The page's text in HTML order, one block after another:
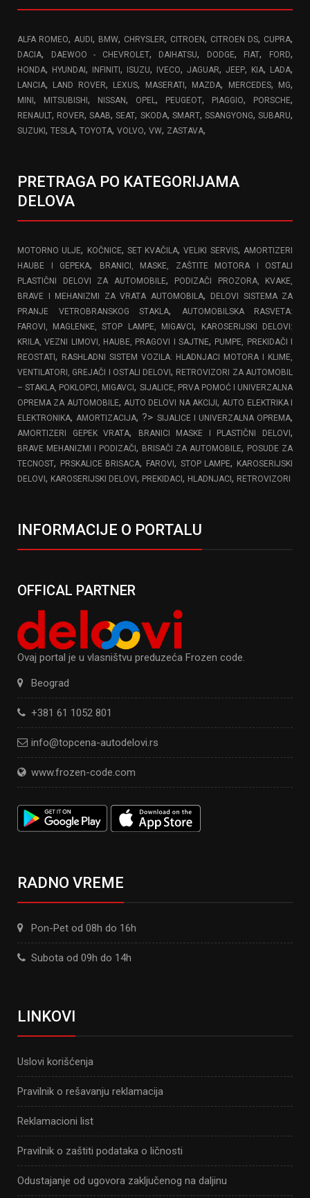
ALFA ROMEO, AUDI , BMW, CHRYSLER, CITROEN, CITROEN DS, CUPRA,
DACIA, DAEWOO - CHEVROLET, DAIHATSU, DODGE, FIAT, FORD,
HONDA, HYUNDAI , INFINITI , ISUZU, IVECO, JAGUAR, JEEP, KIA, LADA,
LANCIA, LAND ROVER, LEXUS, MASERATI , MAZDA, MERCEDES, MG,
MINI , MITSUBISHI , NISSAN, OPEL, PEUGEOT, PIAGGIO, PORSCHE,
RENAULT, ROVER,SAAB,SEAT, SKODA, SMART, SSANGYONG,SUBARU,
SUZUKI , TESLA, TOYOTA, VOLVO, VW, ZASTAVA,
PRETRAGA PO KATEGORIJAMA
DELOVA
MOTORNO ULJE, KOČNICE, SET KVAČILA,VELIKI SERVIS,AMORTIZERI
HAUBE I GEPEKA,
BRANICI, MASKE, ZAŠTITE MOTORA I OSTALI
PLASTIČNI DELOVI ZA AUTOMOBILE,
PODIZAČI PROZORA, KVAKE,
BRAVE I MEHANIZMI ZA VRATA AUTOMOBILA,
DELOVI SISTEMA ZA
PRANJE VETROBRANSKOG STAKLA,
AUTOMOBILSKA RASVETA:
FAROVI, MAGLENKE, STOP LAMPE, MIGAVCI ,
KAROSERIJSKI DELOVI:
KRILA, VEZNI LIMOVI, HAUBE, PRAGOVI I SAJTNE, PUMPE, PREKIDAČI I
REOSTATI ,
RASHLADNI SISTEM VOZILA: HLADNJACI MOTORA I KLIME,
VENTILATORI, GREJAČI I OSTALI DELOVI, RETROVIZORI ZA AUTOMOBIL
– STAKLA, POKLOPCI, MIGAVCI, SIJALICE, PRVA POMOĆ I UNIVERZALNA
OPREMA ZA AUTOMOBILE,AUTO DELOVI NA AKCIJI,AUTO ELEKTRIKA I
ELEKTRONIKA,AMORTIZACIJA, ?> SIJALICE I UNIVERZALNA OPREMA,
AMORTIZERI GEPEK VRATA, BRANICI MASKE I PLASTIČNI DELOVI,
BRAVE MEHANIZMI I PODIZAČI , BRISAČI ZA AUTOMOBILE, POSUDE ZA
TECNOST, PRSKALICE BRISACA, FAROVI, STOP LAMPE,
KAROSERIJSKI
DELOVI , KAROSERIJSKI DELOVI , PREKIDACI , HLADNJACI , RETROVIZORI
INFORMACIJE O PORTALU
OFFICAL PARTNER
Ovaj portal je u vlasništvu preduzeća Frozen code.
Beograd
+381 61 1052 801
info@topcena-autodelovi.rs
www.frozen-code.com
RADNO VREME
Pon-Pet od 08h do 16h
Subota od 09h do 14h
LINKOVI
Uslovi korišćenja
Pravilnik o rešavanju reklamacija
Reklamacioni list
Pravilnik o zaštiti podataka o ličnosti
Odustajanje od ugovora zaključenog na daljinu